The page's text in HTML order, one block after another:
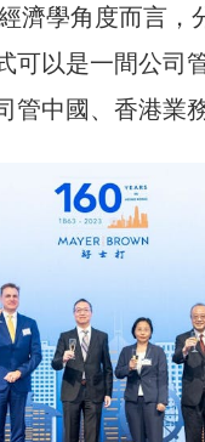
濟學角度而言，
可以是一間公司
管中國、香港業務